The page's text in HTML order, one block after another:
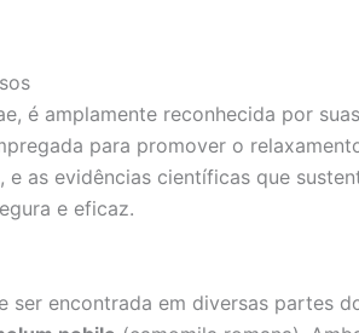
é amplamente reconhecida por
para promover o
as evidências científicas que
e eficaz.
ser encontrada em diversas partes